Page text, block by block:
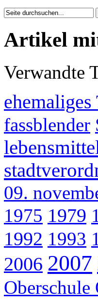
Artikel
Verwandte
ehemaliges
fassblender
09.
1975 1979
1992 1993
2006 2007